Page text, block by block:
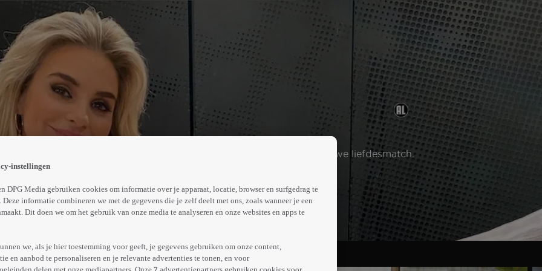
op hun televisieavontuur en gaat voor hen op zoek naar een nieuwe liefdesmatch.
instellingen
DPG Media gebruiken cookies om informatie over je apparaat, locatie, browser en surfgedrag te
Deze informatie combineren we met de gegevens die je zelf deelt met ons, zoals wanneer je een
Dit doen we om het gebruik van onze media te analyseren en onze websites en apps te
we, als je hier toestemming voor geeft, je gegevens gebruiken om onze content,
en aanbod te personaliseren en je relevante advertenties te tonen, en voor